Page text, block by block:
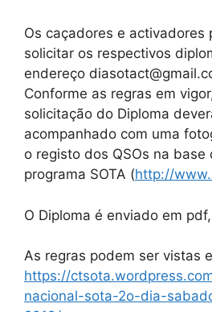
Os caçadores e activadores
solicitar os respectivos
endereço
Conforme as regras em
solicitação do Diploma
acompanhado com uma
o registo dos QSOs na
programa SOTA (http://
O Diploma é enviado em
As regras podem ser vistas
https://
nacional-sota-2o-dia-